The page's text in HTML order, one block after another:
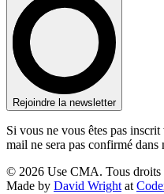
Rejoindre la newsletter
Si vous ne vous êtes pas
mail ne sera pas confirmé
© 2026 Use CMA. Tous droits
Made by David Wright at